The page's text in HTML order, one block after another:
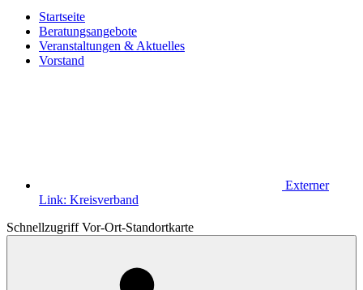
Startseite
Beratungsangebote
Veranstaltungen & Aktuelles
Vorstand
Externer
Link: Kreisverband
Schnellzugriff Vor-Ort-Standortkarte